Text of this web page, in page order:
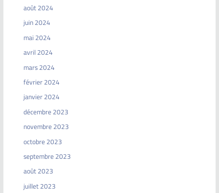
août 2024
juin 2024
mai 2024
avril 2024
mars 2024
février 2024
janvier 2024
décembre 2023
novembre 2023
octobre 2023
septembre 2023
août 2023
juillet 2023